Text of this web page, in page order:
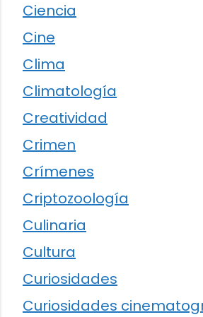
Ciencia
Cine
Clima
Climatología
Creatividad
Crimen
Crímenes
Criptozoología
Culinaria
Cultura
Curiosidades
Curiosidades